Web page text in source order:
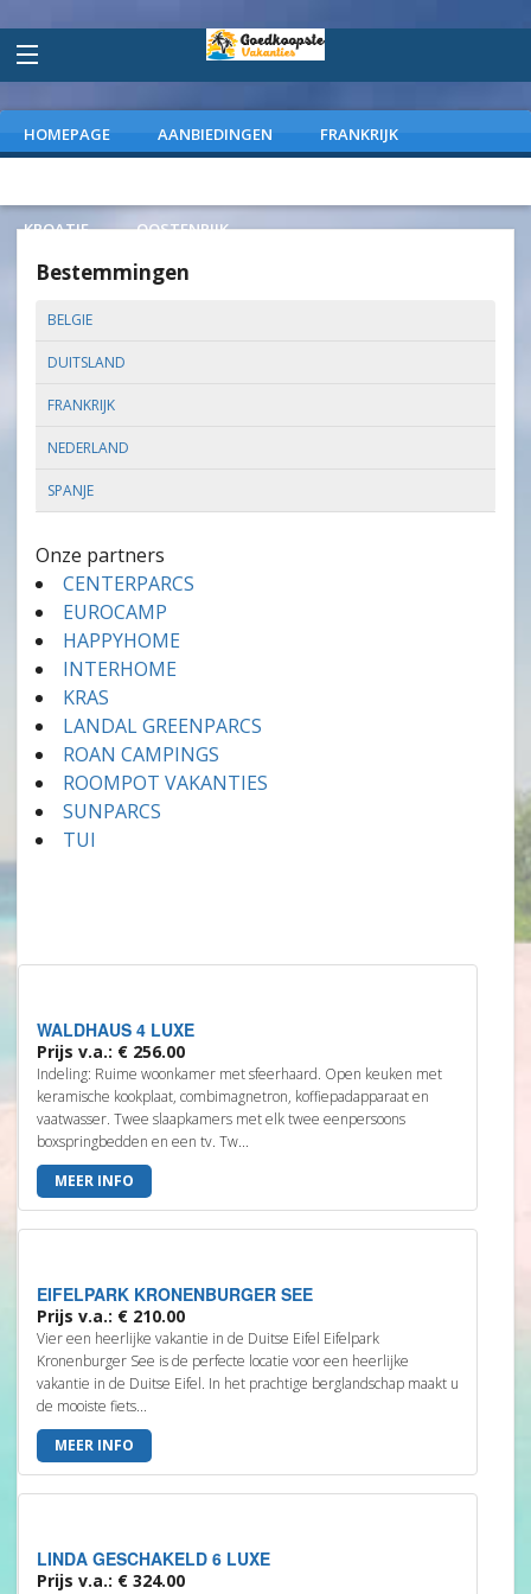
HOMEPAGE AANBIEDINGEN FRANKRIJK
KROATIE OOSTENRIJK
Bestemmingen
BELGIE
DUITSLAND
FRANKRIJK
NEDERLAND
SPANJE
Onze partners
CENTERPARCS
EUROCAMP
HAPPYHOME
INTERHOME
KRAS
LANDAL GREENPARCS
ROAN CAMPINGS
ROOMPOT VAKANTIES
SUNPARCS
TUI
WALDHAUS 4 LUXE
Prijs v.a.: € 256.00
Indeling: Ruime woonkamer met sfeerhaard. Open keuken met
keramische kookplaat, combimagnetron, koffiepadapparaat en
vaatwasser. Twee slaapkamers met elk twee eenpersoons
boxspringbedden en een tv. Tw...
MEER INFO
EIFELPARK KRONENBURGER SEE
Prijs v.a.: € 210.00
Vier een heerlijke vakantie in de Duitse Eifel Eifelpark
Kronenburger See is de perfecte locatie voor een heerlijke
vakantie in de Duitse Eifel. In het prachtige berglandschap maakt u
de mooiste fiets...
MEER INFO
LINDA GESCHAKELD 6 LUXE
Prijs v.a.: € 324.00